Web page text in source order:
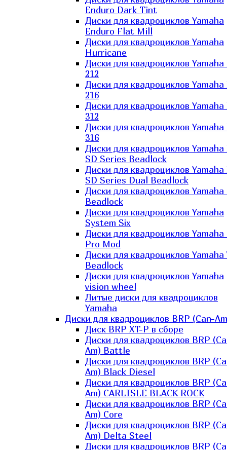
Enduro Dark Tint
Диски для квадроциклов Yamaha
Enduro Flat Mill
Диски для квадроциклов Yamaha
Hurricane
Диски для квадроциклов
212
Диски для квадроциклов
216
Диски для квадроциклов
312
Диски для квадроциклов
316
Диски для квадроциклов
SD Series Beadlock
Диски для квадроциклов
SD Series Dual Beadlock
Диски для квадроциклов Yamaha
Beadlock
Диски для квадроциклов Yamaha
System Six
Диски для квадроциклов Yamaha
Pro Mod
Диски для квадроциклов Yamaha
Beadlock
Диски для квадроциклов Yamaha
vision wheel
Литые диски для квадроциклов
Yamaha
Диски для квадроциклов BRP (Can-
Диск BRP XT-P в сборе
Диски для квадроциклов BRP
Am) Battle
Диски для квадроциклов BRP
Am) Black Diesel
Диски для квадроциклов BRP
Am) CARLISLE BLACK ROCK
Диски для квадроциклов BRP
Am) Core
Диски для квадроциклов BRP
Am) Delta Steel
Диски для квадроциклов BRP